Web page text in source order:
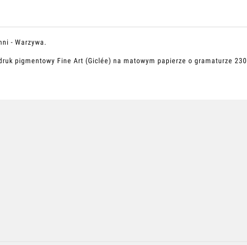
- Warzywa.
pigmentowy Fine Art (Giclée) na matowym papierze o gramaturze 230